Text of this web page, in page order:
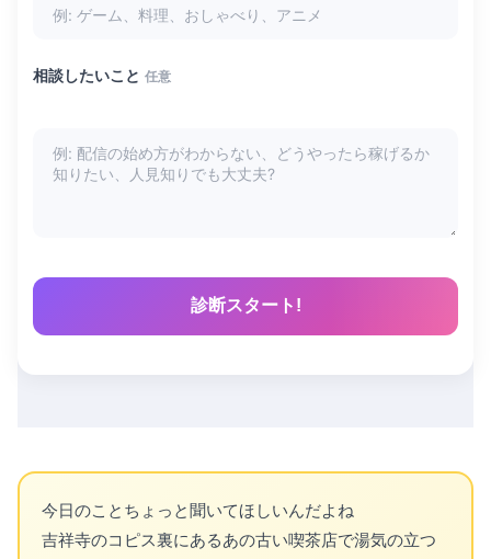
相談したいこと 任意
診断スタート!
今日のことちょっと聞いてほしいんだよね
吉祥寺のコピス裏にあるあの古い喫茶店で湯気の立つ